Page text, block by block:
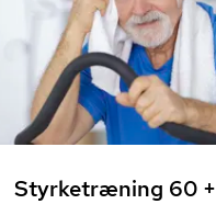
Styrketræning 60 +